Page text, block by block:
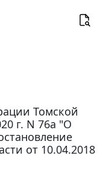
Томской
г. N 76а "О
от 10.04.2018